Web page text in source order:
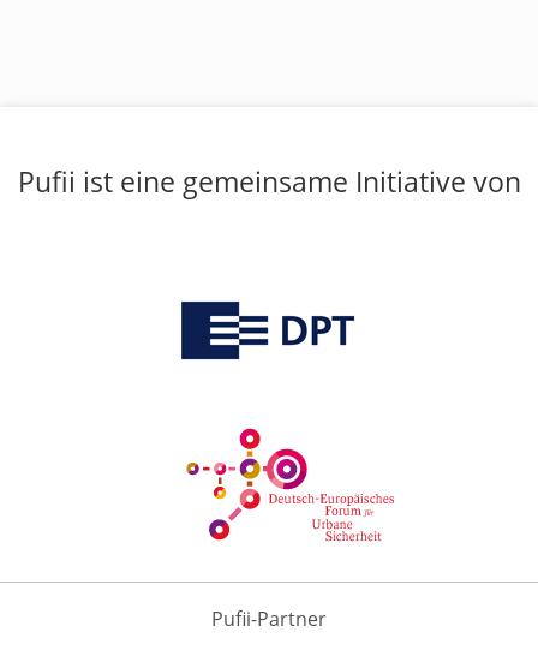
Pufii ist eine gemeinsame Initiative von
Pufii-Partner